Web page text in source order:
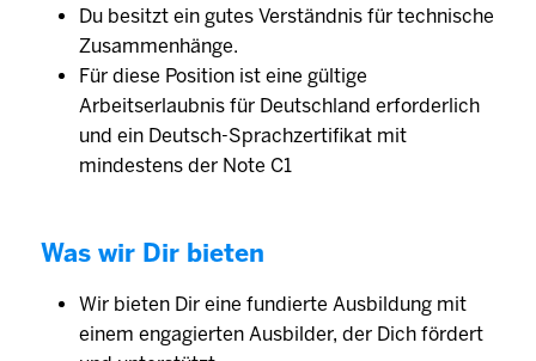
Du besitzt ein gutes Verständnis für technische
Zusammenhänge.
Für diese Position ist eine gültige
Arbeitserlaubnis für Deutschland erforderlich
und ein Deutsch-Sprachzertifikat mit
mindestens der Note C1
Was wir Dir bieten
Wir bieten Dir eine fundierte Ausbildung mit
einem engagierten Ausbilder, der Dich fördert